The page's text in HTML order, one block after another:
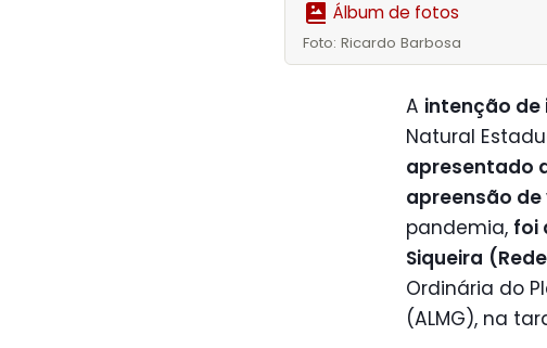
Álbum de fotos
Foto: Ricardo Barbosa
A intenção de
Natural
apresentado
apreensão
pandemia, foi
Siqueira
Ordinária do
(ALMG), na